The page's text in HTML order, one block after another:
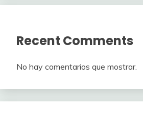
Recent Comments
No hay comentarios que mostrar.